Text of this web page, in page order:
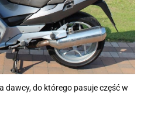
dawcy, do którego pasuje część w